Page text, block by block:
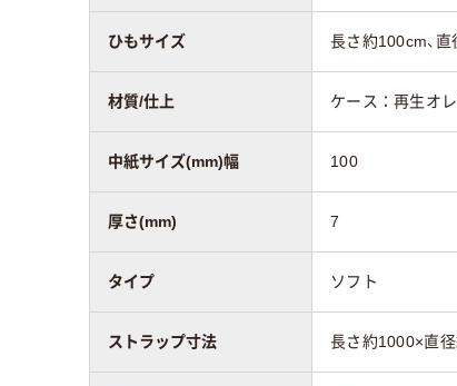
ひもサイズ 長さ約100cm、
材質/仕上 ケース：再生オ
中紙サイズ(mm)幅 100
厚さ(mm) 7
タイプ ソフト
ストラップ寸法 長さ約1000×直